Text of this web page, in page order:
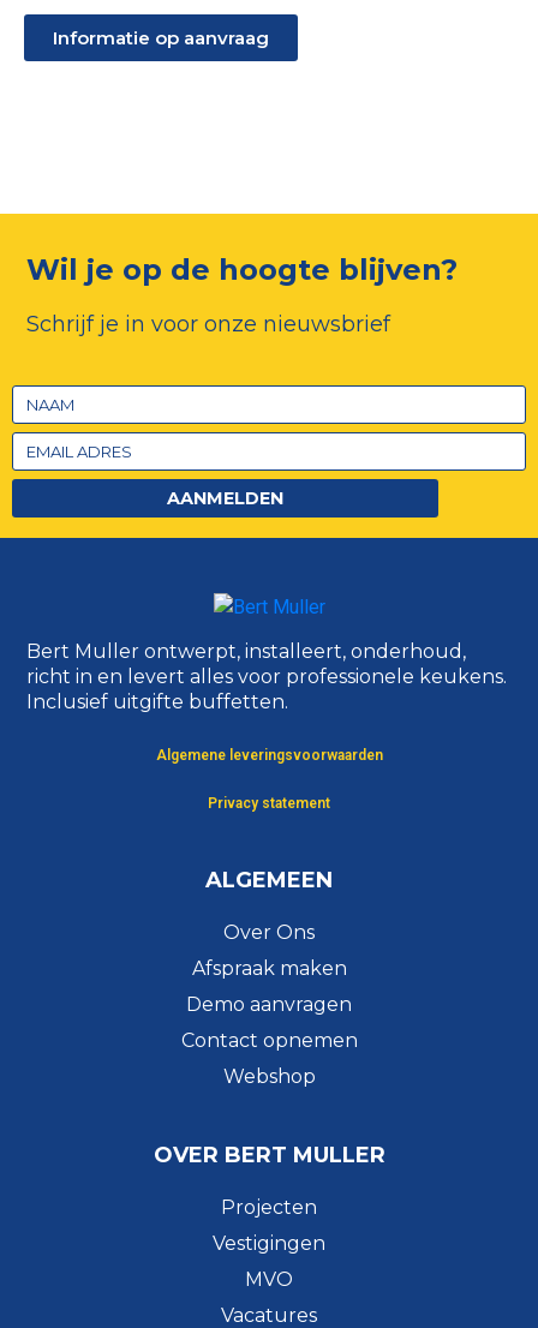
Informatie op aanvraag
Wil je op de hoogte blijven?
Schrijf je in voor onze nieuwsbrief
AANMELDEN
Bert Muller ontwerpt, installeert, onderhoud,
richt in en levert alles voor professionele keukens.
Inclusief uitgifte buffetten.
Algemene leveringsvoorwaarden
Privacy statement
ALGEMEEN
Over Ons
Afspraak maken
Demo aanvragen
Contact opnemen
Webshop
OVER BERT MULLER
Projecten
Vestigingen
MVO
Vacatures